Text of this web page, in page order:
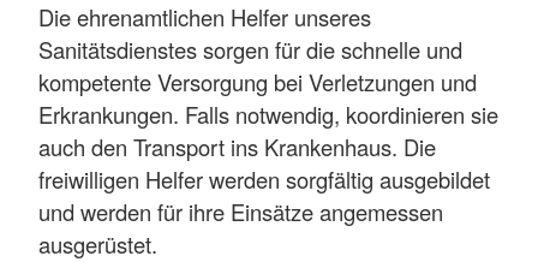
Die ehrenamtlichen Helfer unseres
Sanitätsdienstes sorgen für die schnelle und
kompetente Versorgung bei Verletzungen und
Erkrankungen. Falls notwendig, koordinieren sie
auch den Transport ins Krankenhaus. Die
freiwilligen Helfer werden sorgfältig ausgebildet
und werden für ihre Einsätze angemessen
ausgerüstet.